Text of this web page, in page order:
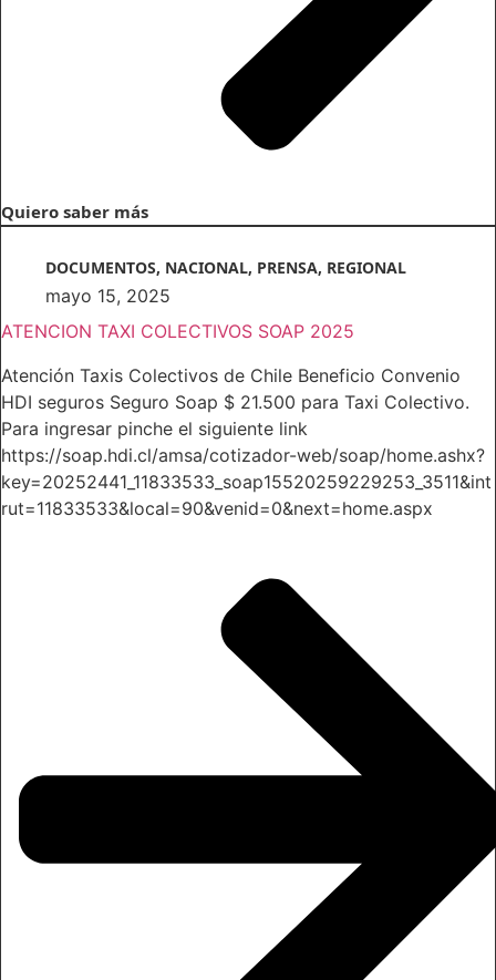
Quiero saber más
DOCUMENTOS, NACIONAL, PRENSA, REGIONAL
mayo 15, 2025
ATENCION TAXI COLECTIVOS SOAP 2025
Atención Taxis Colectivos de Chile Beneficio Convenio
HDI seguros Seguro Soap $ 21.500 para Taxi Colectivo.
Para ingresar pinche el siguiente link
https://soap.hdi.cl/amsa/cotizador-web/soap/home.ashx?
key=20252441_11833533_soap15520259229253_3511&int
rut=11833533&local=90&venid=0&next=home.aspx